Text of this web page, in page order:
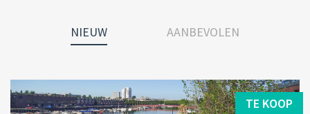
NIEUW AANBEVOLEN
TE KOOP